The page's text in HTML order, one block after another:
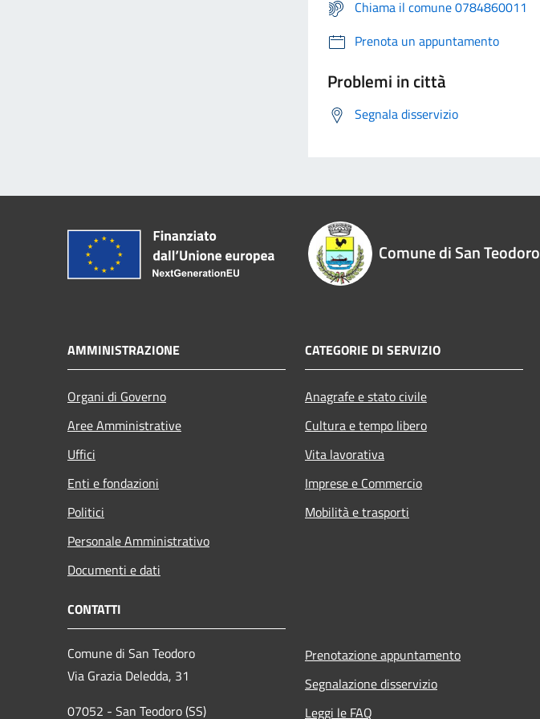
Chiama il comune 0784860011
Prenota un appuntamento
Problemi in città
Segnala disservizio
Comune di San Teodoro
AMMINISTRAZIONE
Organi di Governo
Aree Amministrative
Uffici
Enti e fondazioni
Politici
Personale Amministrativo
Documenti e dati
CATEGORIE DI SERVIZIO
Anagrafe e stato civile
Cultura e tempo libero
Vita lavorativa
Imprese e Commercio
Mobilità e trasporti
CONTATTI
Comune di San Teodoro
Via Grazia Deledda, 31
07052 - San Teodoro (SS)
Prenotazione appuntamento
Segnalazione disservizio
Leggi le FAQ